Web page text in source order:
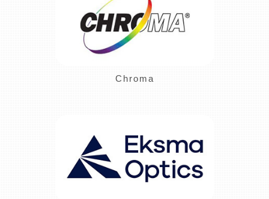
Chroma